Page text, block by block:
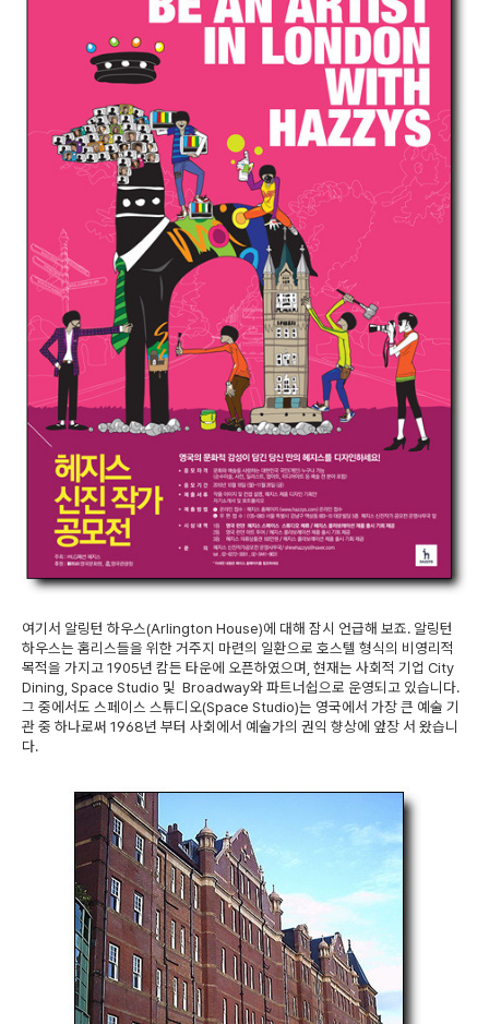
여기서 알링턴 하우스(Arlington House)에 대해 잠시 언급해 보죠. 알링턴
하우스는 홈리스들을 위한 거주지 마련의 일환으로 호스텔 형식의 비영리적
목적을 가지고 1905년 캄든 타운에 오픈하였으며, 현재는 사회적 기업 City
Dining, Space Studio 및 Broadway와 파트너쉽으로 운영되고 있습니다.
그 중에서도 스페이스 스튜디오(Space Studio)는 영국에서 가장 큰 예술 기
관 중 하나로써 1968년 부터 사회에서 예술가의 권익 향상에 앞장 서 왔습니
다.